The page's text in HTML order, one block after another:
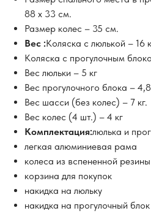
88 х 33 см.
Размер колес – 35 см.
Вес :Коляска с люлькой – 16
Коляска с прогулочным
Вес люльки – 5 кг
Вес прогулочного блока –
Вес шасси (без колес) – 7 кг.
Вес колес (4 шт.) – 4 кг
Комплектация:люлька и
легкая алюминиевая рама
колеса из вспененной резины
корзина для покупок
накидка на люльку
накидка на прогулочный блок